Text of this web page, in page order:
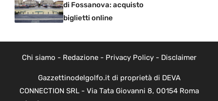
di Fossanova: acquisto
biglietti online
Chi siamo - Redazione- Privacy Policy- Disclaimer
Gazzettinodelgolfo.it di proprietà di DEVA
CONNECTION SRL - Via Tata Giovanni 8, 00154 Roma